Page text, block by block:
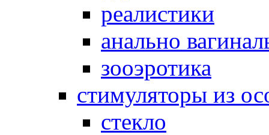
реалистики
анально
зооэротика
стимуляторы из
стекло